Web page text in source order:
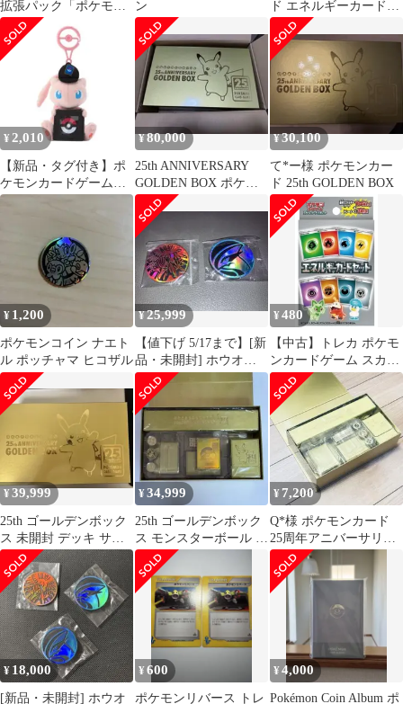
拡張パック「ポケモン
ジム第2弾 クチバシテ
ィジム マチス亅
ン
ド エネルギーカードセ
ット 104枚＋周辺グッ
ズ付き
¥ 2,010
【新品・タグ付き】ポ
ケモンカードゲームマ
スコットコインホルダ
¥80,000
25th ANNIVERSARY
GOLDEN BOX ポケ…
¥30,100
て*ー様 ポケモンカー
ド 25th GOLDEN BOX
¥ 1,200
ポケモンコイン ナエト
ル ポッチャマ ヒコザル
¥25,999
【値下げ 5/17まで】[新
品・未開封] ホウオウ
ルギア モンボ コイン
¥480
【中古】トレカ ポケモ
ンカードゲーム スカー
レット＆バイオレット
エネルギーカードセッ
ト
¥39,999
25th ゴールデンボック
ス 未開封 デッキ サプ
ライ モンスターボール
¥34,999
25th ゴールデンボック
ス モンスターボール デ
ッキ 未開封 サプライ
ポケカ
¥ 7,200
Q*様 ポケモンカード
25周年アニバーサリー
ゴールデンボックス サ
プライのみ
¥ 18,000
[新品・未開封] ホウオ
¥600
ポケモンリバース トレ
¥4,000
Pokémon Coin Album ポ